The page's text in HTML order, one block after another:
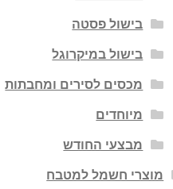
בישול פסטה
בישול במיקרוגל
מכסים לסירים ומחבתות
מיוחדים
מבצעי החודש
מוצרי חשמל למטבח